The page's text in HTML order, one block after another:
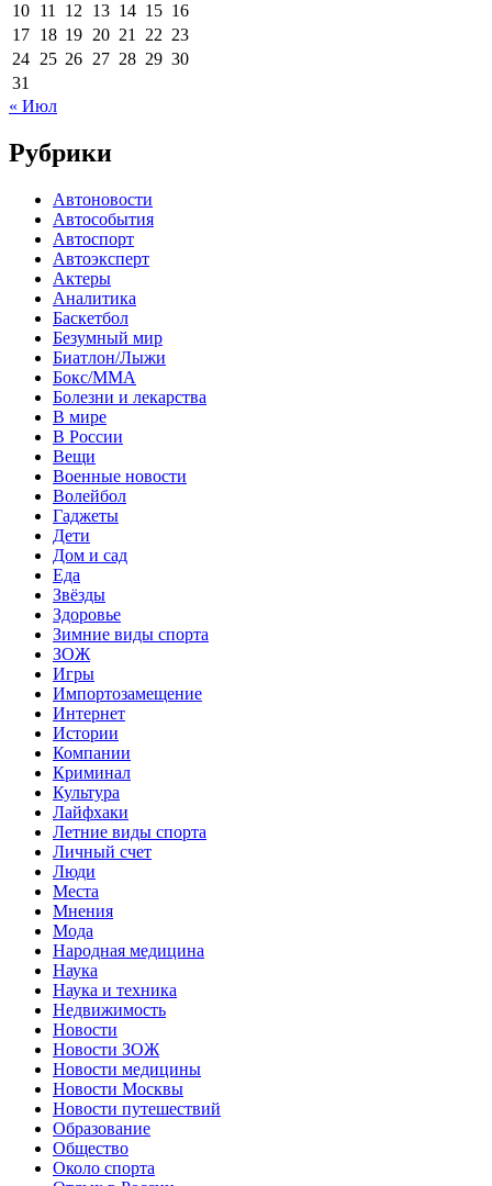
10 11 12 13 14 15 16
17 18 19 20 21 22 23
24 25 26 27 28 29 30
31
« Июл
Рубрики
Автоновости
Автособытия
Автоспорт
Автоэксперт
Актеры
Аналитика
Баскетбол
Безумный мир
Биатлон/Лыжи
Бокс/MMA
Болезни и лекарства
В мире
В России
Вещи
Военные новости
Волейбол
Гаджеты
Дети
Дом и сад
Еда
Звёзды
Здоровье
Зимние виды спорта
ЗОЖ
Игры
Импортозамещение
Интернет
Истории
Компании
Криминал
Культура
Лайфхаки
Летние виды спорта
Личный счет
Люди
Места
Мнения
Мода
Народная медицина
Наука
Наука и техника
Недвижимость
Новости
Новости ЗОЖ
Новости медицины
Новости Москвы
Новости путешествий
Образование
Общество
Около спорта